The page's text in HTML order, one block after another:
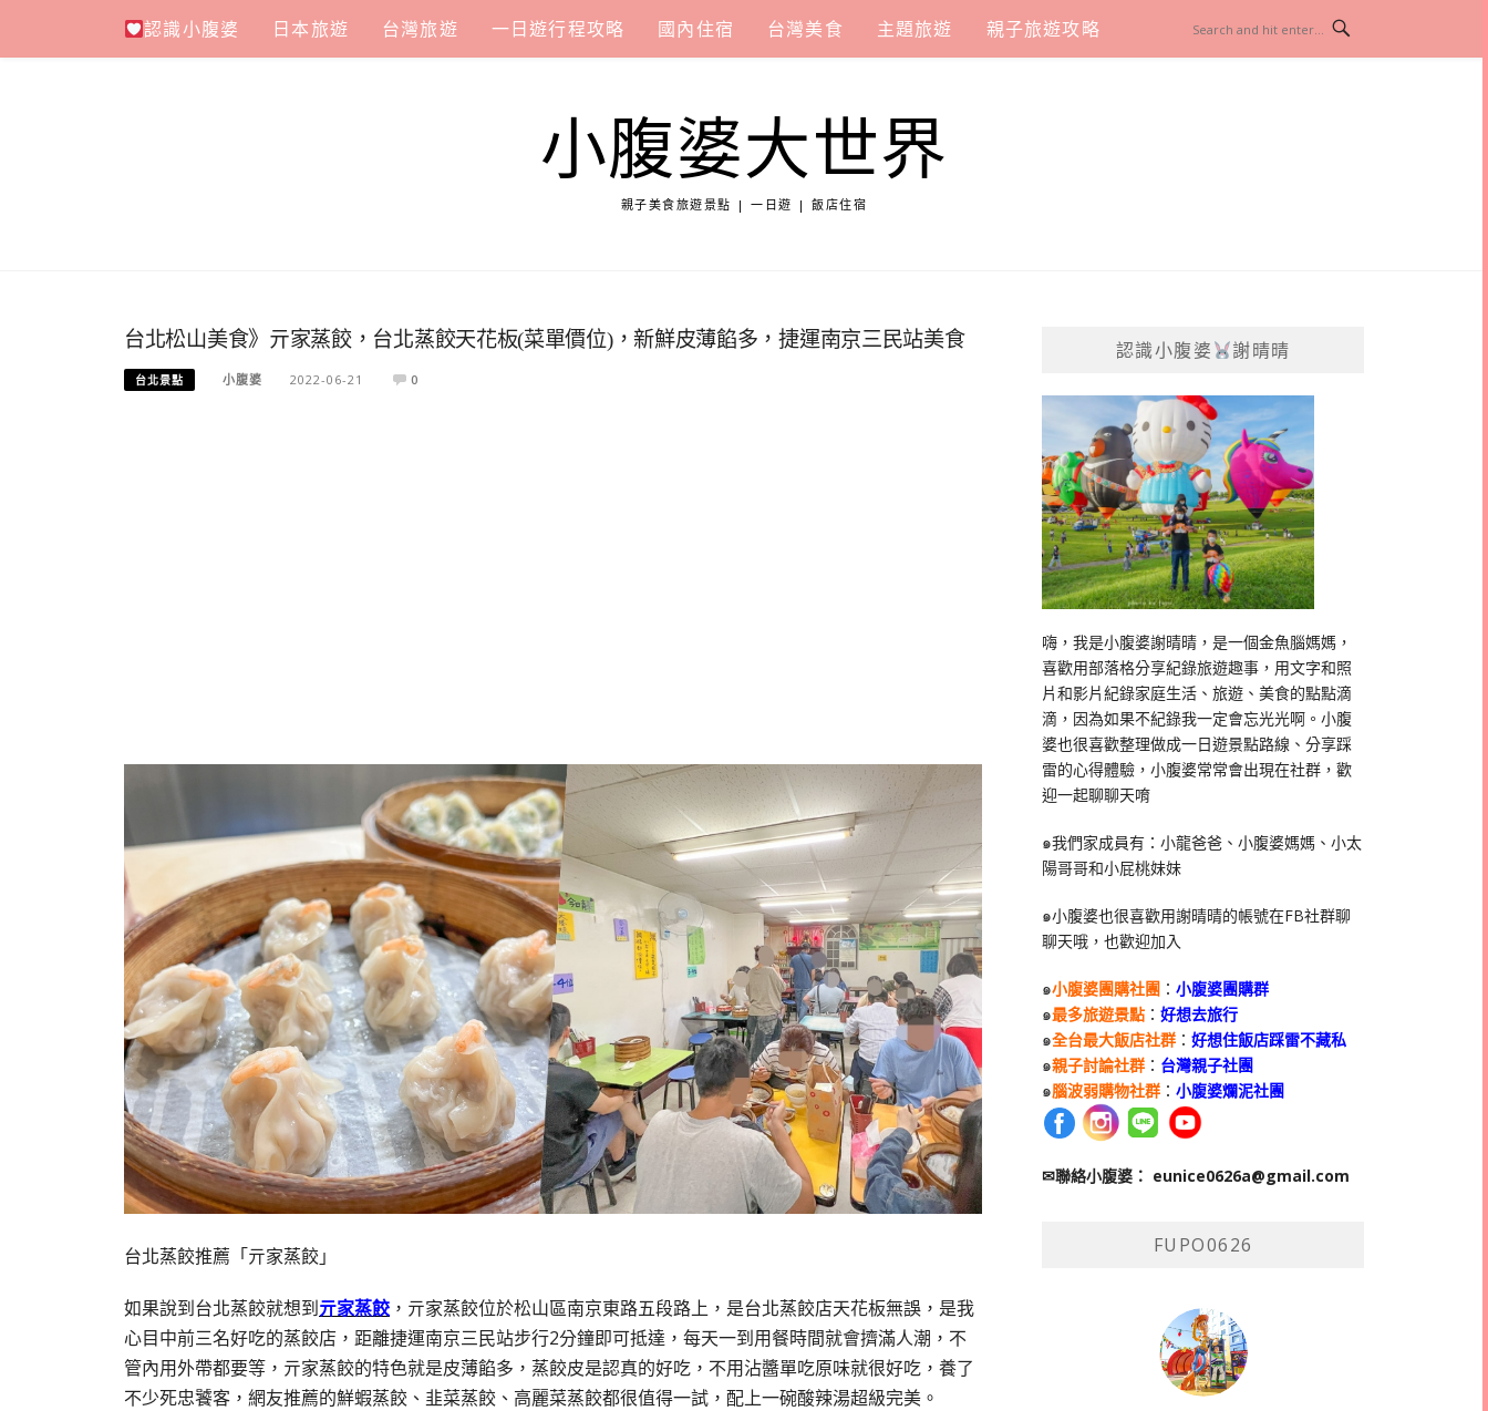
content
認識小腹婆 日本旅遊 台灣旅遊 一日遊行程攻略 國內住宿 台灣美食 主題旅遊 親子旅遊攻略
小腹婆大世界
親子美食旅遊景點 | 一日遊 | 飯店住宿
台北松山美食》亓家蒸餃，台北蒸餃天花板(菜單價位)，新鮮皮薄餡多，捷運南京三民站美食
台北景點 小腹婆 2022-06-21 0
台北蒸餃推薦「亓家蒸餃」
如果說到台北蒸餃就想到亓家蒸餃 ，亓家蒸餃位於松山區南京東路五段路上，是台北蒸餃店天花板無誤，是我
心目中前三名好吃的蒸餃店，距離捷運南京三民站步行2分鐘即可抵達，每天一到用餐時間就會擠滿人潮，不
管內用外帶都要等，亓家蒸餃的特色就是皮薄餡多，蒸餃皮是認真的好吃，不用沾醬單吃原味就很好吃，養了
不少死忠饕客，網友推薦的鮮蝦蒸餃、韭菜蒸餃、高麗菜蒸餃都很值得一試，配上一碗酸辣湯超級完美。
認識小腹婆 謝晴晴
嗨，我是小腹婆謝晴晴，是一個金魚腦媽媽，
喜歡用部落格分享紀錄旅遊趣事，用文字和照
片和影片紀錄家庭生活、旅遊、美食的點點滴
滴，因為如果不紀錄我一定會忘光光啊。小腹
婆也很喜歡整理做成一日遊景點路線、分享踩
雷的心得體驗，小腹婆常常會出現在社群，歡
迎一起聊聊天唷
๑我們家成員有：小龍爸爸、小腹婆媽媽、小太
陽哥哥和小屁桃妹妹
๑小腹婆也很喜歡用謝晴晴的帳號在FB社群聊
聊天哦，也歡迎加入
๑小腹婆團購社團 ：小腹婆團購群
๑最多旅遊景點 ：好想去旅行
๑全台最大飯店社群 ：好想住飯店踩雷不藏私
๑親子討論社群 ： 台灣親子社團
๑腦波弱購物社群 ：小腹婆爛泥社團
✉聯絡小腹婆： eunice0626a@gmail.com
FUPO0626